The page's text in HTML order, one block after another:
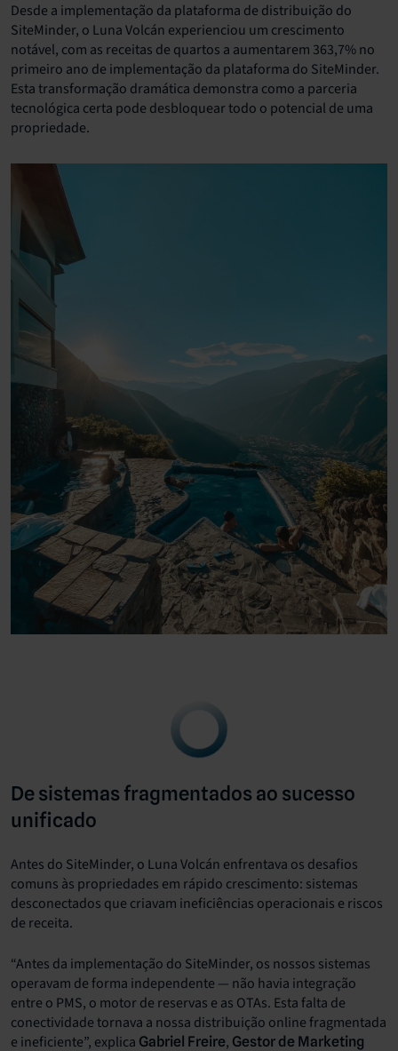
Desde a implementação da plataforma de distribuição do
SiteMinder, o Luna Volcán experienciou um crescimento
notável, com as receitas de quartos a aumentarem 363,7% no
primeiro ano de implementação da plataforma do SiteMinder.
Esta transformação dramática demonstra como a parceria
tecnológica certa pode desbloquear todo o potencial de uma
propriedade.
De sistemas fragmentados ao sucesso
unificado
Antes do SiteMinder, o Luna Volcán enfrentava os desafios
comuns às propriedades em rápido crescimento: sistemas
desconectados que criavam ineficiências operacionais e riscos
de receita.
“Antes da implementação do SiteMinder, os nossos sistemas
operavam de forma independente — não havia integração
entre o PMS, o motor de reservas e as OTAs. Esta falta de
conectividade tornava a nossa distribuição online fragmentada
e ineficiente”, explica Gabriel Freire, Gestor de Marketing